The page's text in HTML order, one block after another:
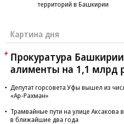
территорий в Башкирии
Картина дня
Прокуратура
алименты на 1,1 млрд
Депутат горсовета Уфы вышел из
«Ар-Рахман»
Трамвайные пути на улице Аксакова
в ближайшие два года